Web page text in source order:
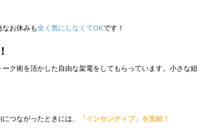
お休みも全く気にしなくてOKです！
ク術を活かした自由な架電をしてもらっています。小さな組
つながったときには、 「インセンティブ」を支給！